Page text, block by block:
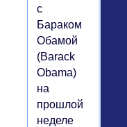
с
Бараком
Обамой
(Barack
Obama)
на
прошлой
неделе